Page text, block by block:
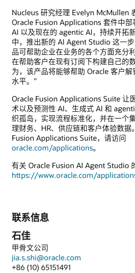
Nucleus 研究经理 Evelyn McMullen
Oracle Fusion Applications 套件中部
AI 以及现在的 agentic AI，持续开拓
中，推出新的 AI Agent Studio 这一
品可帮助企业在业务的各个方面充分
在帮助客户在现有订阅下构建自己的
为，该产品将能够帮助 Oracle 客户
水平。”
Oracle Fusion Applications Suite 让
术以及预测性 AI、生成式 AI 和
织孤岛，实现流程标准化，并在一个
理财务、HR、供应链和客户体验数
Fusion Applications Suite，请访问
oracle.com/applications。
有关 Oracle Fusion AI Agent Studio
https://www.oracle.com/
联系信息
石佳
甲骨文公司
jia.s.shi@oracle.com
+86 (10) 65151491